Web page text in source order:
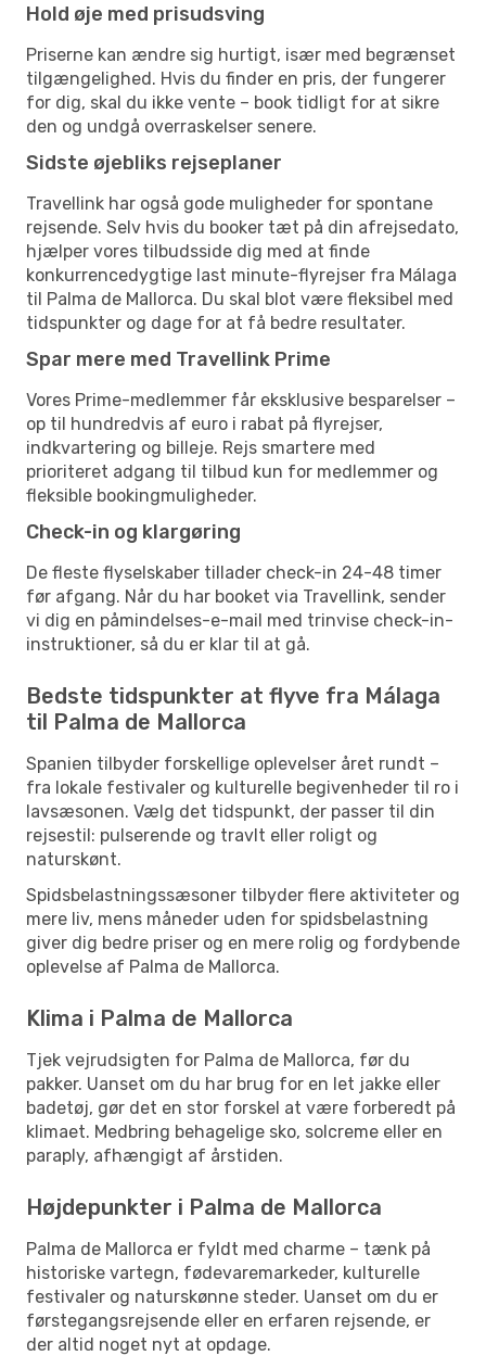
Hold øje med prisudsving
Priserne kan ændre sig hurtigt, især med begrænset
tilgængelighed. Hvis du finder en pris, der fungerer
for dig, skal du ikke vente – book tidligt for at sikre
den og undgå overraskelser senere.
Sidste øjebliks rejseplaner
Travellink har også gode muligheder for spontane
rejsende. Selv hvis du booker tæt på din afrejsedato,
hjælper vores tilbudsside dig med at finde
konkurrencedygtige last minute-flyrejser fra Málaga
til Palma de Mallorca. Du skal blot være fleksibel med
tidspunkter og dage for at få bedre resultater.
Spar mere med Travellink Prime
Vores Prime-medlemmer får eksklusive besparelser –
op til hundredvis af euro i rabat på flyrejser,
indkvartering og billeje. Rejs smartere med
prioriteret adgang til tilbud kun for medlemmer og
fleksible bookingmuligheder.
Check-in og klargøring
De fleste flyselskaber tillader check-in 24-48 timer
før afgang. Når du har booket via Travellink, sender
vi dig en påmindelses-e-mail med trinvise check-in-
instruktioner, så du er klar til at gå.
Bedste tidspunkter at flyve fra Málaga
til Palma de Mallorca
Spanien tilbyder forskellige oplevelser året rundt –
fra lokale festivaler og kulturelle begivenheder til ro i
lavsæsonen. Vælg det tidspunkt, der passer til din
rejsestil: pulserende og travlt eller roligt og
naturskønt.
Spidsbelastningssæsoner tilbyder flere aktiviteter og
mere liv, mens måneder uden for spidsbelastning
giver dig bedre priser og en mere rolig og fordybende
oplevelse af Palma de Mallorca.
Klima i Palma de Mallorca
Tjek vejrudsigten for Palma de Mallorca, før du
pakker. Uanset om du har brug for en let jakke eller
badetøj, gør det en stor forskel at være forberedt på
klimaet. Medbring behagelige sko, solcreme eller en
paraply, afhængigt af årstiden.
Højdepunkter i Palma de Mallorca
Palma de Mallorca er fyldt med charme – tænk på
historiske vartegn, fødevaremarkeder, kulturelle
festivaler og naturskønne steder. Uanset om du er
førstegangsrejsende eller en erfaren rejsende, er
der altid noget nyt at opdage.